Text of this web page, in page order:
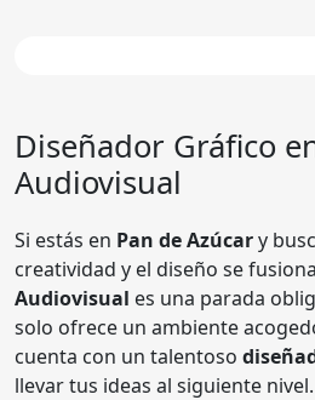
Diseñador Gráfico
Audiovisual
Si estás en Pan de Azúcary
creatividad y el diseño se
Audiovisual es una parada
solo ofrece un ambiente
cuenta con un talentoso
llevar tus ideas al siguiente nivel.